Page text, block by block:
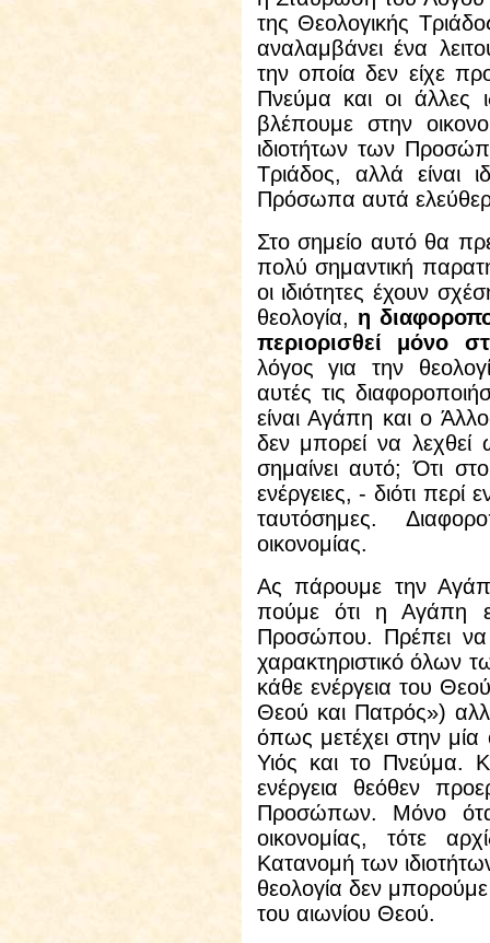
της Θεολογικής
αναλαμβάνει ένα
την οποία δεν είχε
Πνεύμα και οι άλλες
βλέπουμε στην
ιδιοτήτων των
Τριάδος, αλλά είναι
Πρόσωπα αυτά
Στο σημείο αυτό θα
πολύ σημαντική
οι ιδιότητες έχουν
θεολογία, η
περιορισθεί μόνο
λόγος για την
αυτές τις
είναι Αγάπη και ο
δεν μπορεί να
σημαίνει αυτό; Ότι
ενέργειες, - διότι περί
ταυτόσημες.
οικονομίας.
Ας πάρουμε την
πούμε ότι η Αγάπη
Προσώπου. Πρέπει να
χαρακτηριστικό όλων
κάθε ενέργεια του
Θεού και Πατρός»)
όπως μετέχει στην μία
Υιός και το Πνεύμα.
ενέργεια θεόθεν
Προσώπων. Μόνο
οικονομίας, τότε
Κατανομή των
θεολογία δεν
του αιωνίου Θεού.